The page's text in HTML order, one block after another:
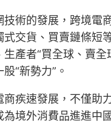
技術的發展，跨境電
式交貨、買賣鏈條短
生產者“買全球、賣全
“新勢力”。
商疾速發展，不僅助
為境外消費品進進中